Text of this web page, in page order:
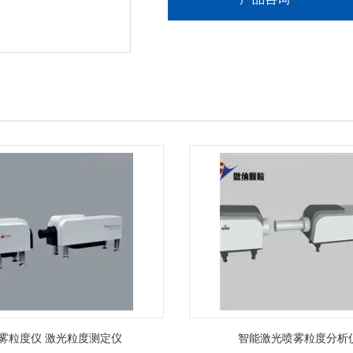
粒度仪 激光粒度测定仪 智能激光喷雾粒度分析